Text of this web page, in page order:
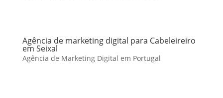
Agência de marketing digital para Cabeleireiro
em Seixal
Agência de Marketing Digital em Portugal